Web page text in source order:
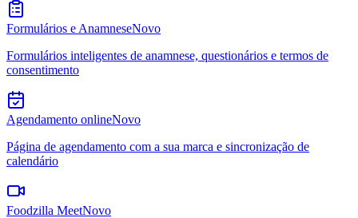
Formulários e AnamneseNovo
Formulários inteligentes de anamnese, questionários e termos de
consentimento
Agendamento onlineNovo
Página de agendamento com a sua marca e sincronização de
calendário
Foodzilla MeetNovo